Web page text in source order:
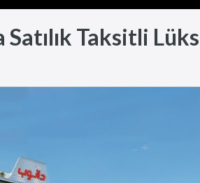
Taksitli